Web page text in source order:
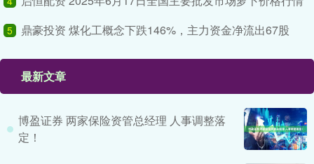
5 鼎豪投资 煤化工概念下跌146%，主力资金净流出67股
最新文章
博盈证券 两家保险资管总经理 人事调整落
定！